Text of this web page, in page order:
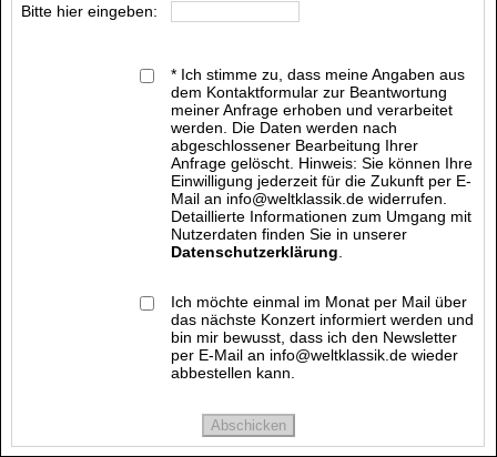
Bitte hier eingeben:
* Ich stimme zu, dass meine Angaben aus
dem Kontaktformular zur Beantwortung
meiner Anfrage erhoben und verarbeitet
werden. Die Daten werden nach
abgeschlossener Bearbeitung Ihrer
Anfrage gelöscht. Hinweis: Sie können Ihre
Einwilligung jederzeit für die Zukunft per E-
Mail an info@weltklassik.de widerrufen.
Detaillierte Informationen zum Umgang mit
Nutzerdaten finden Sie in unserer
Datenschutzerklärung
Ich möchte einmal im Monat per Mail über
das nächste Konzert informiert werden und
bin mir bewusst, dass ich den Newsletter
per E-Mail an info@weltklassik.de wieder
abbestellen kann.